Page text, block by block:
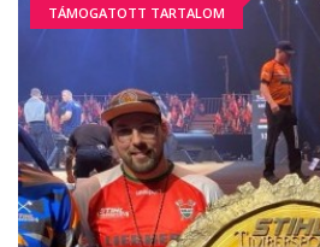
TÁMOGATOTT TARTALOM